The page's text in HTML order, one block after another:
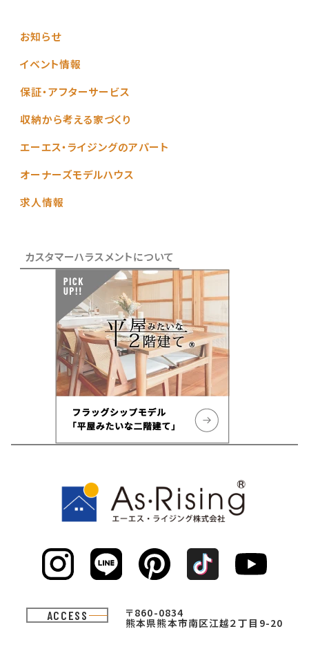
お知らせ
イベント情報
保証・アフターサービス
収納から考える家づくり
エーエス・ライジングのアパート
オーナーズモデルハウス
求人情報
カスタマーハラスメントについて
ACCESS 〒860-0834
熊本県熊本市南区江越２丁目9-20